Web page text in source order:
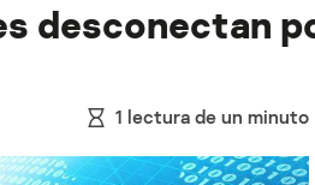
desconectan
1 lectura de un minuto